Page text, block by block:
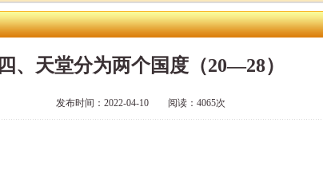
四、天堂分为两个国度（20—28）
发布时间：2022-04-10 阅读：4065次